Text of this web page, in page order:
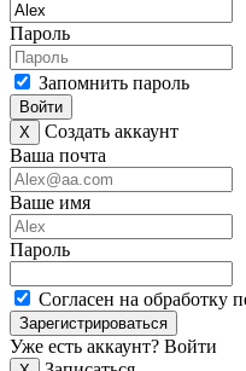
Пароль
Запомнить пароль
Войти
X
Создать аккаунт
Ваша почта
Ваше имя
Пароль
Согласен на обработку
Зарегистрироваться
Уже есть аккаунт? Войти